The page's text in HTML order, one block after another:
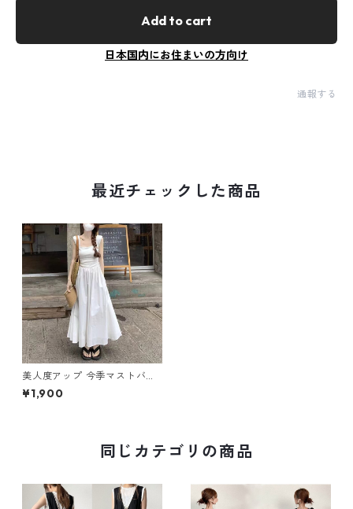
Add to cart
日本国内にお住まいの方向け
通報する
最近チェックした商品
美人度アップ 今季マストバイ
上質 簡潔 スウィート ノースリ
ーブ ワンピース m-380
¥1,900
同じカテゴリの商品